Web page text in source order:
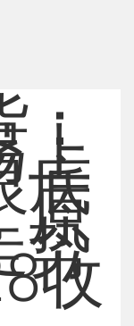
：
上
底
原
势
收